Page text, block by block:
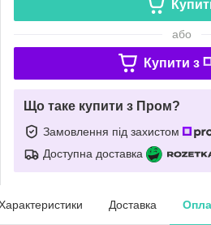
або
Купити з
Що таке купити з Пром?
Замовлення під захистом
Доступна доставка
Доставка